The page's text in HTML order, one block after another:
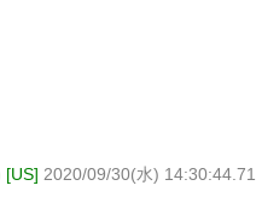
[US] 2020/09/30(水) 14:30:44.71